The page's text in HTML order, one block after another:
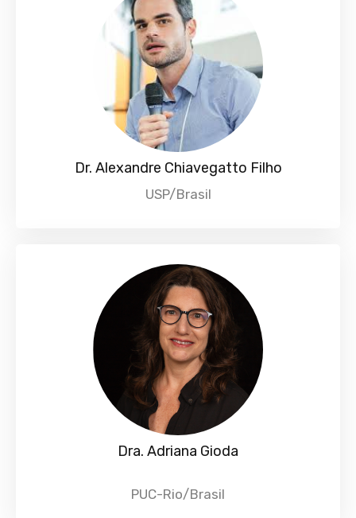
Dr. Alexandre Chiavegatto Filho
USP/Brasil
Dra. Adriana Gioda
PUC-Rio/Brasil